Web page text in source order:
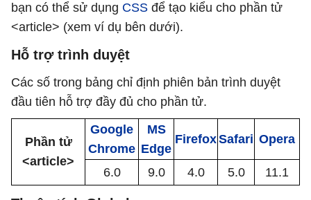
bạn có thể sử dụng CSS để tạo kiểu cho phần tử
<article> (xem ví dụ bên dưới).
Hỗ trợ trình duyệt
Các số trong bảng chỉ định phiên bản trình duyệt
đầu tiên hỗ trợ đầy đủ cho phần tử.
Phần tử
<article>
Google
Chrome
MS
Edge
FirefoxSafari Opera
6.0 9.0 4.0 5.0 11.1